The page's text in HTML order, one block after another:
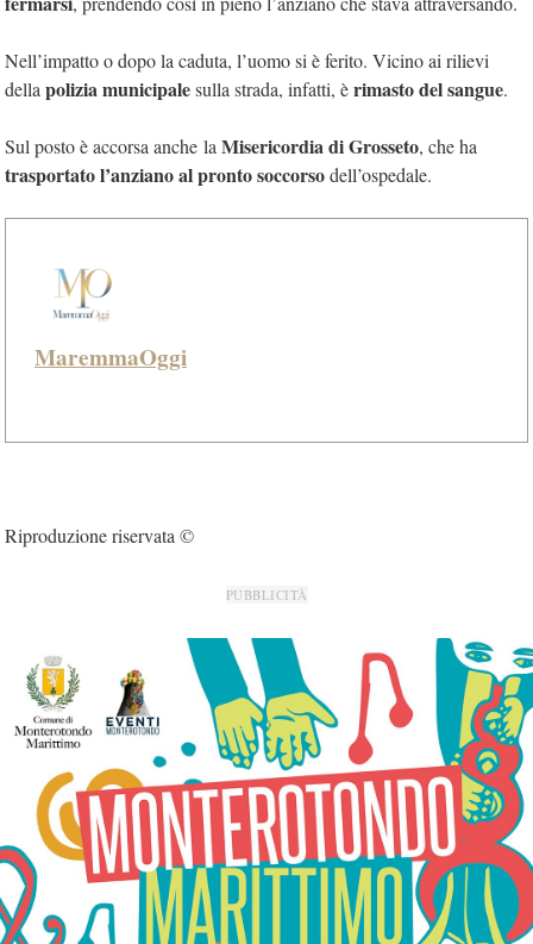
Nell’impatto o dopo la caduta, l’uomo si è ferito. Vicino ai rilievi
della polizia municipalesulla strada, infatti, èrimasto del sangue.
Sul posto è accorsa anche la Misericordia di Grosseto, che ha
trasportato l’anziano al pronto soccorsodell’ospedale.
MaremmaOggi
Riproduzione riservata ©
PUBBLICITÀ